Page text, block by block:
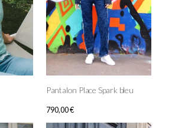
Pantalon Place Spark bleu
790,00€